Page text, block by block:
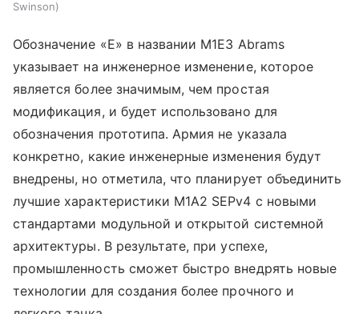
Swinson
Обозначение «Е» в названии M1E3 Abrams
указывает на инженерное изменение, которое
является более значимым, чем простая
модификация, и будет использовано для
обозначения прототипа. Армия не указала
конкретно, какие инженерные изменения будут
внедрены, но отметила, что планирует объединить
лучшие характеристики M1A2 SEPv4 с новыми
стандартами модульной и открытой системной
архитектуры. В результате, при успехе,
промышленность сможет быстро внедрять новые
технологии для создания более прочного и